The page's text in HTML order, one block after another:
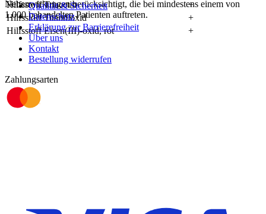
Nebenwirkungen berücksichtigt, die bei mindestens einem von
1.000 behandelten Patienten auftreten.
Hilfsstoff Triacetin
+
Hilfsstoff Titandioxid
+
Hilfsstoff Eisen(III)-oxid, rot
+
Qualität & Sicherheit
Datenschutz
Erklärung zur Barrierefreiheit
Über uns
Kontakt
Bestellung widerrufen
Zahlungsarten